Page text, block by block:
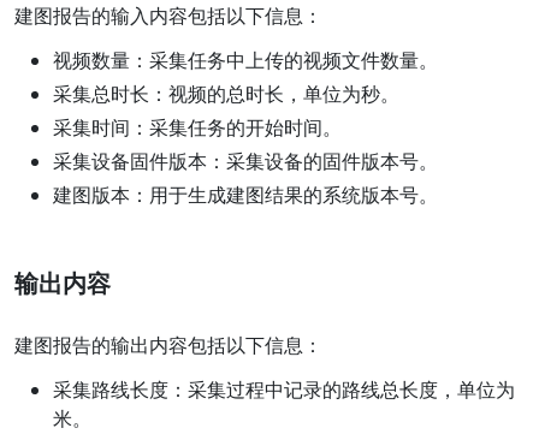
建图报告的输入内容包括以下信息：
视频数量：采集任务中上传的视频文件数量。
采集总时长：视频的总时长，单位为秒。
采集时间：采集任务的开始时间。
采集设备固件版本：采集设备的固件版本号。
建图版本：用于生成建图结果的系统版本号。
输出内容
建图报告的输出内容包括以下信息：
采集路线长度：采集过程中记录的路线总长度，单位为
米。